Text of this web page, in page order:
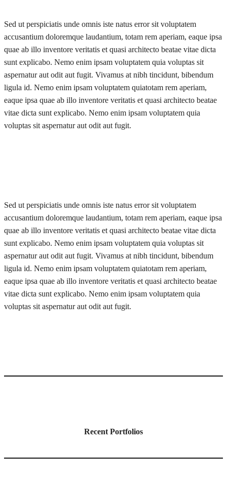
Sed ut perspiciatis unde omnis iste natus error sit voluptatem
accusantium doloremque laudantium, totam rem aperiam, eaque ipsa
quae ab illo inventore veritatis et quasi architecto beatae vitae dicta
sunt explicabo. Nemo enim ipsam voluptatem quia voluptas sit
aspernatur aut odit aut fugit. Vivamus at nibh tincidunt, bibendum
ligula id. Nemo enim ipsam voluptatem quiatotam rem aperiam,
eaque ipsa quae ab illo inventore veritatis et quasi architecto beatae
vitae dicta sunt explicabo. Nemo enim ipsam voluptatem quia
voluptas sit aspernatur aut odit aut fugit.
Sed ut perspiciatis unde omnis iste natus error sit voluptatem
accusantium doloremque laudantium, totam rem aperiam, eaque ipsa
quae ab illo inventore veritatis et quasi architecto beatae vitae dicta
sunt explicabo. Nemo enim ipsam voluptatem quia voluptas sit
aspernatur aut odit aut fugit. Vivamus at nibh tincidunt, bibendum
ligula id. Nemo enim ipsam voluptatem quiatotam rem aperiam,
eaque ipsa quae ab illo inventore veritatis et quasi architecto beatae
vitae dicta sunt explicabo. Nemo enim ipsam voluptatem quia
voluptas sit aspernatur aut odit aut fugit.
Recent Portfolios